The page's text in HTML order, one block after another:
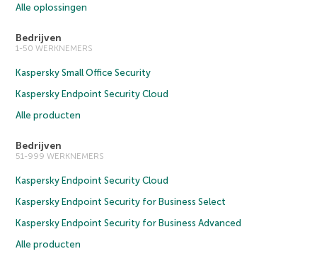
Alle oplossingen
Bedrijven
1-50 WERKNEMERS
Kaspersky Small Office Security
Kaspersky Endpoint Security Cloud
Alle producten
Bedrijven
51-999 WERKNEMERS
Kaspersky Endpoint Security Cloud
Kaspersky Endpoint Security for Business Select
Kaspersky Endpoint Security for Business Advanced
Alle producten